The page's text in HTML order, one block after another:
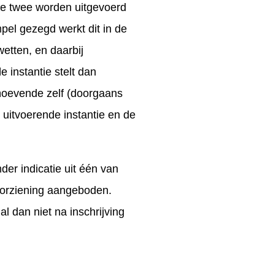
twee worden uitgevoerd
gezegd werkt dit in de
en daarbij
instantie stelt dan
zelf (doorgaans
instantie en de
indicatie uit één van
aangeboden.
dan niet na inschrijving